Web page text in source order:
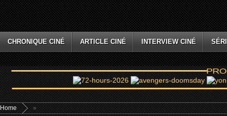
CHRONIQUE CINÉ ARTICLE CINÉ INTERVIEW CINÉ
Home »